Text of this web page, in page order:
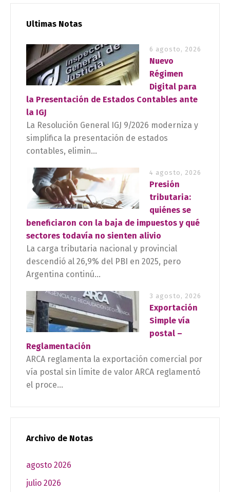
Ultimas Notas
6 agosto, 2026
Nuevo
Régimen
Digital para
la Presentación de Estados Contables ante
la IGJ
La Resolución General IGJ 9/2026 moderniza y
simplifica la presentación de estados
contables, elimin...
4 agosto, 2026
Presión
tributaria:
quiénes se
beneficiaron con la baja de impuestos y qué
sectores todavía no sienten alivio
La carga tributaria nacional y provincial
descendió al 26,9% del PBI en 2025, pero
Argentina continú...
3 agosto, 2026
Exportación
Simple vía
postal –
Reglamentación
ARCA reglamenta la exportación comercial por
vía postal sin límite de valor ARCA reglamentó
el proce...
Archivo de Notas
agosto 2026
julio 2026